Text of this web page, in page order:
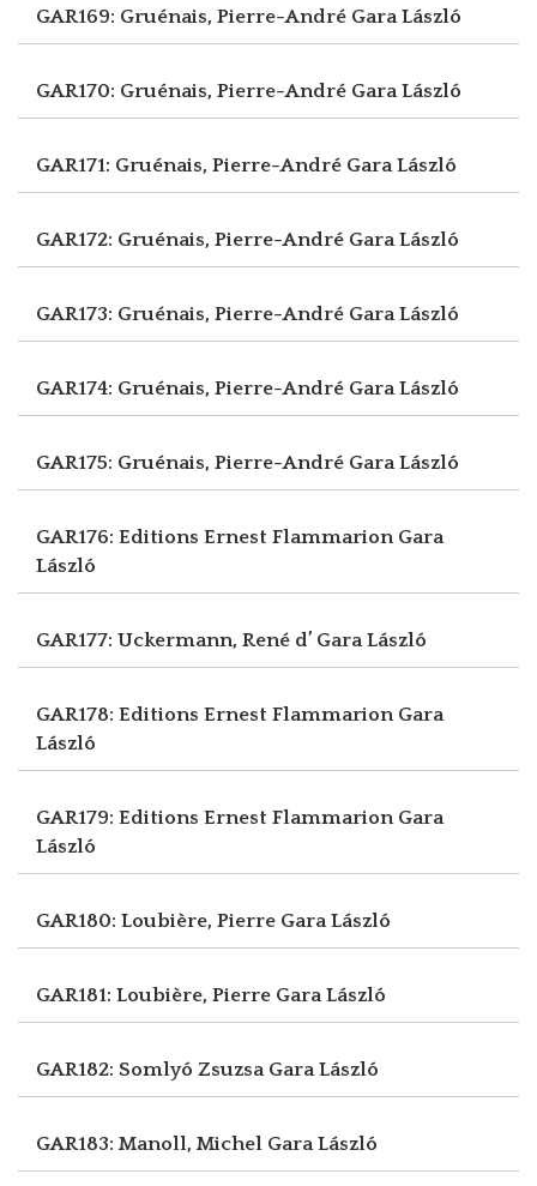
GAR169: Gruénais, Pierre-André Gara László
GAR170: Gruénais, Pierre-André Gara László
GAR171: Gruénais, Pierre-André Gara László
GAR172: Gruénais, Pierre-André Gara László
GAR173: Gruénais, Pierre-André Gara László
GAR174: Gruénais, Pierre-André Gara László
GAR175: Gruénais, Pierre-André Gara László
GAR176: Editions Ernest Flammarion Gara
László
GAR177: Uckermann, René d’ Gara László
GAR178: Editions Ernest Flammarion Gara
László
GAR179: Editions Ernest Flammarion Gara
László
GAR180: Loubière, Pierre Gara László
GAR181: Loubière, Pierre Gara László
GAR182: Somlyó Zsuzsa Gara László
GAR183: Manoll, Michel Gara László